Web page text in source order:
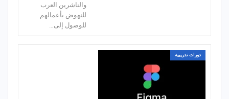
والناشرين العرب
للنهوض بأعمالهم
للوصول إلى…
دورات تدريبية